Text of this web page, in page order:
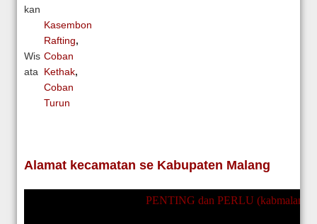
kan
Wis
ata
Kasembon
Rafting,
Coban
Kethak,
Coban
Turun
Alamat kecamatan se Kabupaten Malang
PENTING dan PERLU